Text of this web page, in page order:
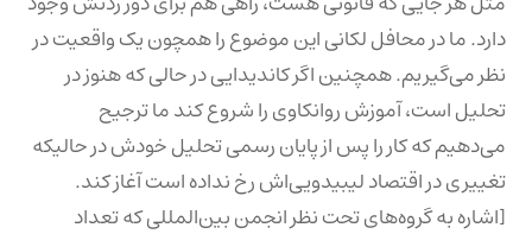
دارد. ما در محافل لکانی این موضوع را همچون یک واقعیت در
نظر می‌گیریم. همچنین اگر کاندیدایی در حالی که هنوز در
تحلیل است، آموزش روانکاوی را شروع کند ما ترجیح
می‌دهیم که کار را پس از پایان رسمی تحلیل خودش در حالیکه
تغییری در اقتصاد لیبیدویی‌اش رخ نداده است آغاز کند.
[اشاره به گروه‌های تحت نظر انجمن بین‌المللی که تعداد